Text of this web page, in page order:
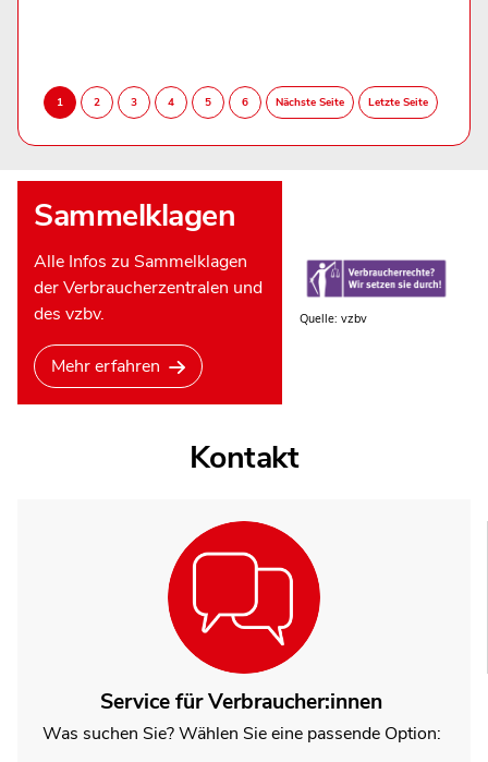
Sammelklagen
Alle Infos zu Sammelklagen
der Verbraucherzentralen und
des vzbv.
Mehr erfahren
Quelle: vzbv
Kontakt
Service für Verbraucher:innen
Was suchen Sie? Wählen Sie eine passende Option: